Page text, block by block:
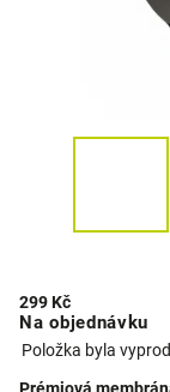
299 Kč
Na objednávku
Položka byla